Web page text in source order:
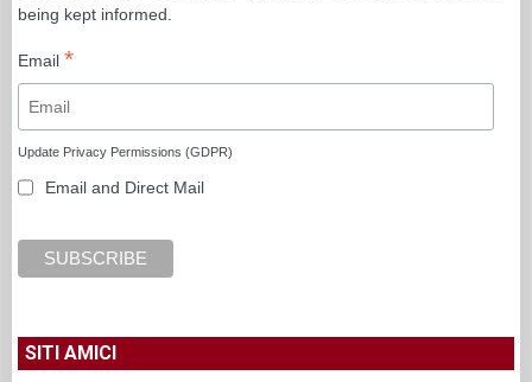
being kept informed.
Email *
Update Privacy Permissions (GDPR)
Email and Direct Mail
SITI AMICI